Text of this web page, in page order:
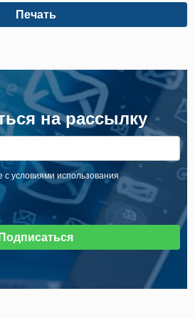
Печать
на рассылку
с условиями использования
Подписаться